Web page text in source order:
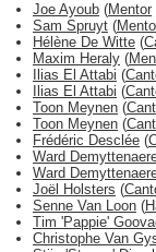
Joe Ayoub (Mentor
Sam Spruyt (
Hélène De Witte (
Maxim Heraly (
Ilias El Attabi (
Ilias El Attabi (
Toon Meynen (
Toon Meynen (
Frédéric Desclée (
Ward
Ward
Joël Holsters (
Senne Van Loon (
Tim 'Pappie'
Christophe Van